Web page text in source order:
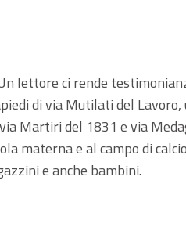
lettore ci rende
di via Mutilati del
Martiri del 1831 e via
materna e al campo di
e anche bambini.